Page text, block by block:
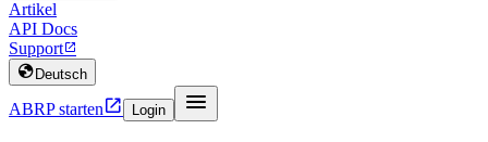
Artikel
API Docs
Support
 Deutsch
ABRP starten Login 